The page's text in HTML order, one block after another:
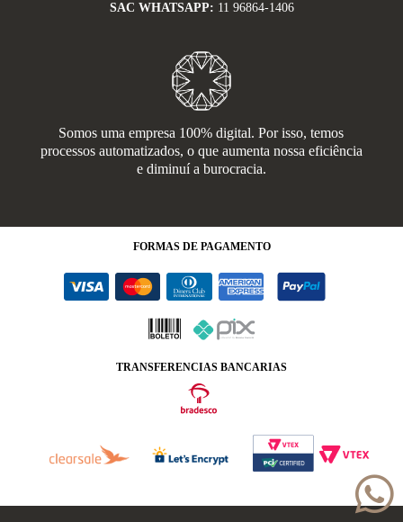
SAC WHATSAPP: 11 96864-1406
Somos uma empresa 100% digital. Por isso, temos
processos automatizados, o que aumenta nossa eficiência
e diminuí a burocracia.
FORMAS DE PAGAMENTO
TRANSFERENCIAS BANCARIAS